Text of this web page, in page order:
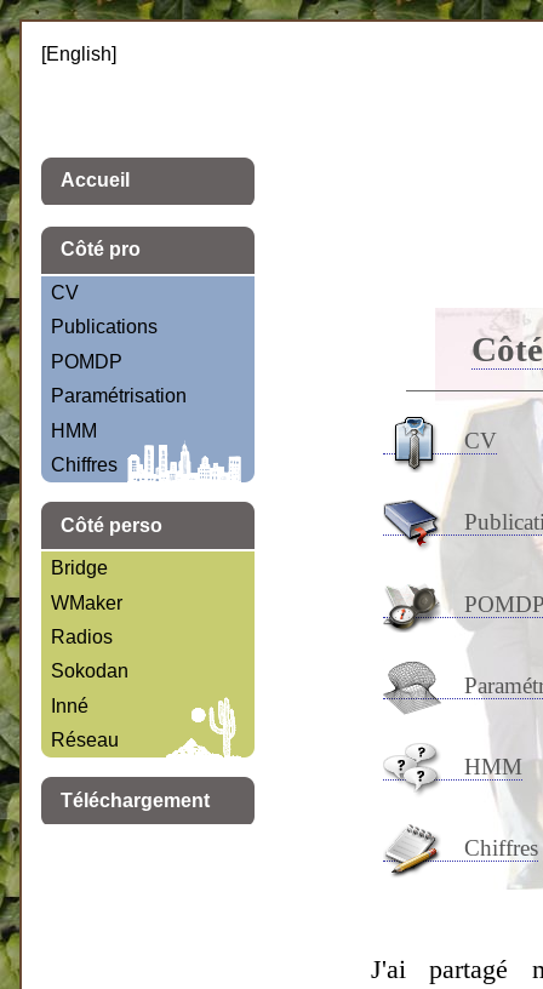
CV
HMM
Chiffres
J'ai partagé
[English]
Accueil
Côté pro
CV
Publications
POMDP
Paramétrisation
HMM
Chiffres
Côté perso
Bridge
WMaker
Radios
Sokodan
Inné
Réseau
Téléchargement